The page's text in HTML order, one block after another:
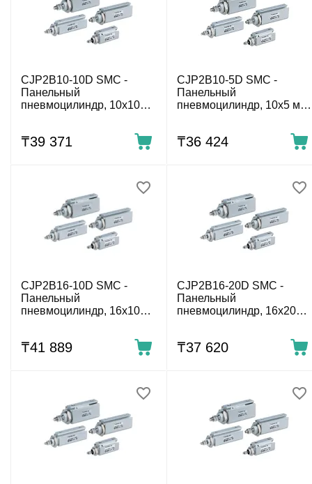
CJP2B10-10D SMC -
Панельный
пневмоцилиндр, 10x10
₸39 371
CJP2B10-5D SMC -
Панельный
пневмоцилиндр, 10x5 мм,
₸36 424
CJP2B16-10D SMC -
Панельный
пневмоцилиндр, 16x10
₸41 889
CJP2B16-20D SMC -
Панельный
пневмоцилиндр, 16x20
₸37 620